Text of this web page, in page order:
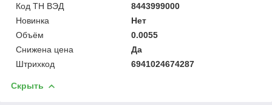
Код ТН ВЭД
8443999000
Новинка
Нет
Объём
0.0055
Снижена цена
Да
Штрихкод
6941024674287
Скрыть